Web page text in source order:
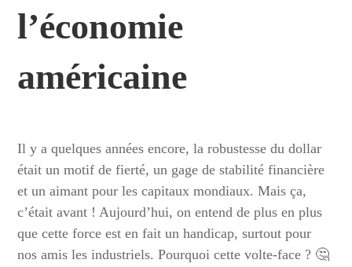
l’économie
américaine
Il y a quelques années encore, la robustesse du dollar
était un motif de fierté, un gage de stabilité financière
et un aimant pour les capitaux mondiaux. Mais ça,
c’était avant ! Aujourd’hui, on entend de plus en plus
que cette force est en fait un handicap, surtout pour
nos amis les industriels. Pourquoi cette volte-face ? 🤔